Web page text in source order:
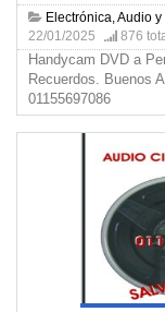
Electrónica, Audio
22/01/2025
876
Handycam DVD a
Recuerdos. Buenos
01155697086